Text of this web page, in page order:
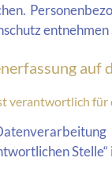
auf
verantwortlich für